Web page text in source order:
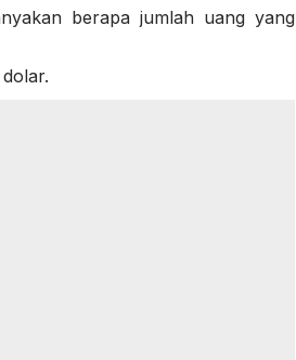
berapa jumlah uang yang